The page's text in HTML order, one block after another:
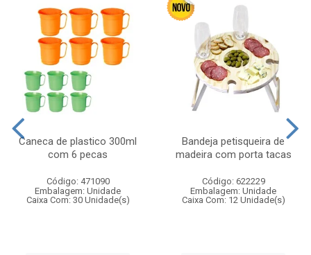
Caneca de plastico 300ml
com 6 pecas
Código: 471090
Embalagem: Unidade
Caixa Com: 30 Unidade(s)
Bandeja petisqueira de
madeira com porta tacas
Código: 622229
Embalagem: Unidade
Caixa Com: 12 Unidade(s)